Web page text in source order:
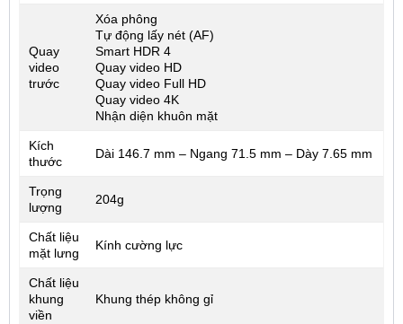
Quay
video
trước
Xóa phông
Tự động lấy nét (AF)
Smart HDR 4
Quay video HD
Quay video Full HD
Quay video 4K
Nhận diện khuôn mặt
Kích
thước
Dài 146.7 mm – Ngang 71.5 mm – Dày 7.65 mm
Trọng
lượng
204g
Chất liệu
mặt lưng
Kính cường lực
Chất liệu
khung
viền
Khung thép không gỉ